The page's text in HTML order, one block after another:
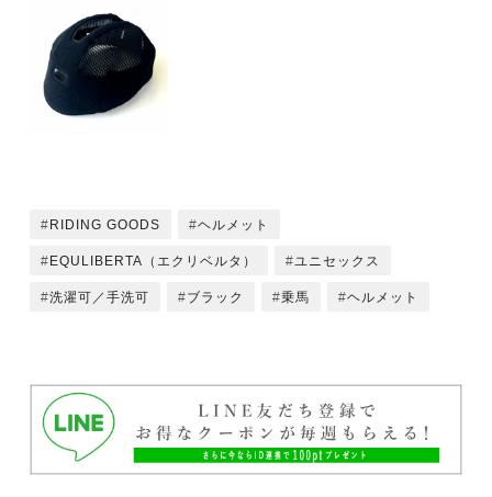
RIDING GOODS ヘルメット
EQULIBERTA（エクリベルタ） ユニセックス
洗濯可／手洗可 ブラック 乗馬 ヘルメット